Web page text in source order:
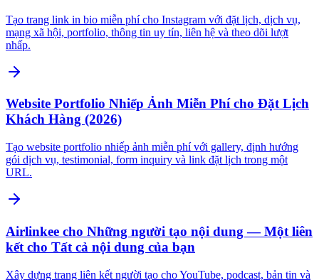
Tạo trang link in bio miễn phí cho Instagram với đặt lịch, dịch vụ,
mạng xã hội, portfolio, thông tin uy tín, liên hệ và theo dõi lượt
nhấp.
Website Portfolio Nhiếp Ảnh Miễn Phí cho Đặt Lịch
Khách Hàng (2026)
Tạo website portfolio nhiếp ảnh miễn phí với gallery, định hướng
gói dịch vụ, testimonial, form inquiry và link đặt lịch trong một
URL.
Airlinkee cho Những người tạo nội dung — Một liên
kết cho Tất cả nội dung của bạn
Xây dựng trang liên kết người tạo cho YouTube, podcast, bản tin và